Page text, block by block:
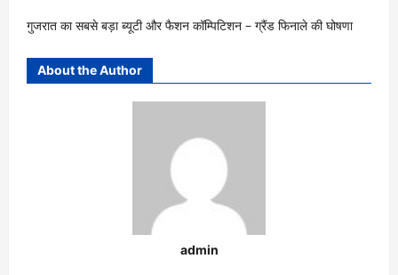
गुजरात का सबसे बड़ा ब्यूटी और फैशन कॉम्पिटिशन – ग्रैंड फिनाले की घोषणा
About the Author
admin